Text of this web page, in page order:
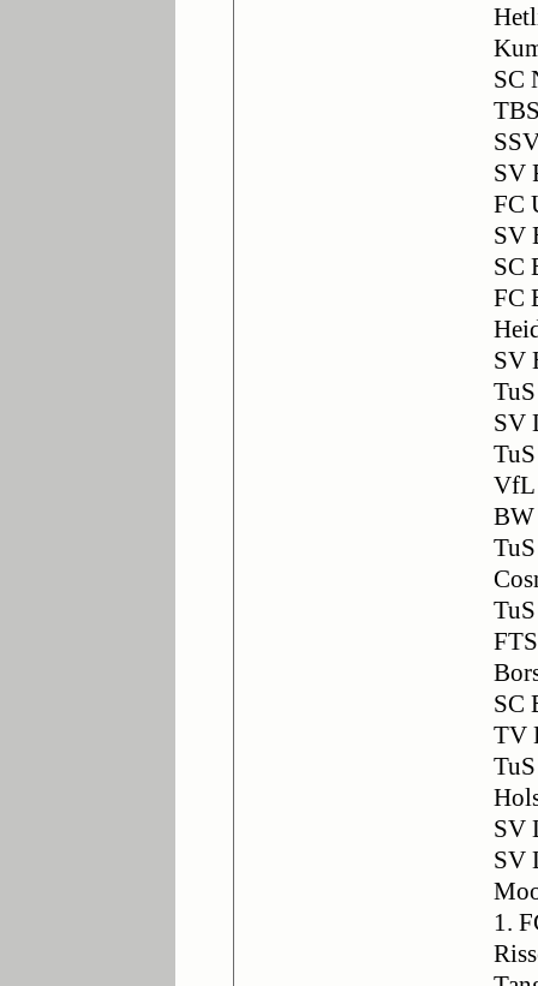
SC
SV
FC
SV
SC
FC
SV
SV
VfL
BW
SC
TV
SV
SV
1.